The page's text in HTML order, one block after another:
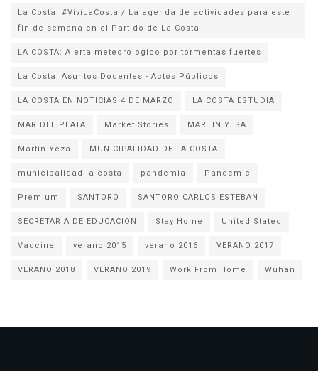
La Costa: #VivíLaCosta / La agenda de actividades para este
fin de semana en el Partido de La Costa
LA COSTA: Alerta meteorológico por tormentas fuertes
La Costa: Asuntos Docentes - Actos Públicos
LA COSTA EN NOTICIAS 4 DE MARZO
LA COSTA ESTUDIA
MAR DEL PLATA
Market Stories
MARTIN YESA
Martín Yeza
MUNICIPALIDAD DE LA COSTA
municipalidad la costa
pandemia
Pandemic
Premium
SANTORO
SANTORO CARLOS ESTEBAN
SECRETARIA DE EDUCACION
Stay Home
United Stated
Vaccine
verano 2015 verano 2016
VERANO 2017
VERANO 2018
VERANO 2019 Work From Home Wuhan